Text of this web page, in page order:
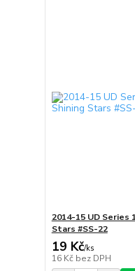
2014-15 UD Series
Stars #SS-22
19 Kč/ks
16 Kč bez DPH